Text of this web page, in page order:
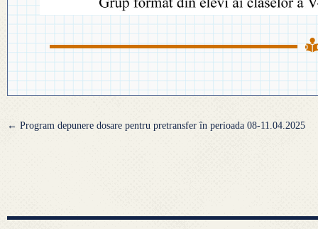
Navigare
← Program depunere dosare pentru pretransfer în perioada 08-11.04.2025